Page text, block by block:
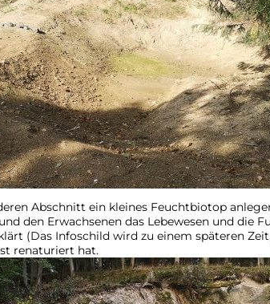
Abschnitt ein kleines Feuchtbiotop
den Erwachsenen das Lebewesen und die
(Das Infoschild wird zu einem späteren
renaturiert hat.